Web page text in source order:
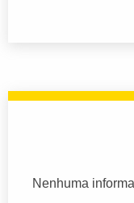
Nenhuma